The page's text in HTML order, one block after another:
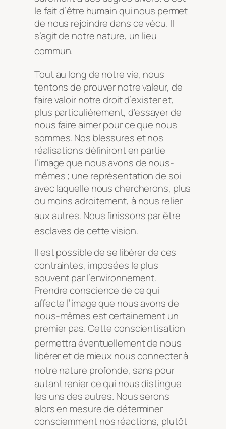
le fait d’être humain qui nous permet
de nous rejoindre dans ce vécu. Il
s’agit de notre nature, un lieu
commun.
Tout au long de notre vie, nous
tentons de prouver notre valeur, de
faire valoir notre droit d’exister et,
plus particulièrement, d’essayer de
nous faire aimer pour ce que nous
sommes. Nos blessures et nos
réalisations définiront en partie
l’image que nous avons de nous-
mêmes ; une représentation de soi
avec laquelle nous chercherons, plus
ou moins adroitement, à nous relier
aux autres. Nousfinissons par être
esclaves de cette vision.
Il est possible de se libérer de ces
contraintes, imposées le plus
souvent par l’environnement.
Prendre conscience de ce qui
affecte l’image que nous avons de
nous-mêmes est certainement un
premier pas. Cette conscientisation
permettra éventuellement de nous
libérer et de mieux nous connecter à
notre nature profonde, sans pour
autant renier ce qui nous distingue
les uns des autres. Nous serons
alors en mesure de déterminer
consciemment nos réactions, plutôt